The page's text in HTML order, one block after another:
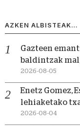
AZKEN ALBISTEAK…
Gazteen
baldintzak
2026-08-05
Enetz Gomez,
lehiaketako
2026-08-04